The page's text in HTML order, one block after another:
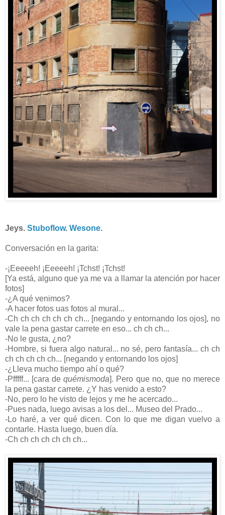
Jeys. Stuboflow. Wesone.
Conversación en la garita:
-¡Eeeeeh! ¡Eeeeeh! ¡Tchst! ¡Tchst!
[Ya está, alguno que ya me va a llamar la atención por hacer
fotos]
-¿A qué venimos?
-A hacer fotos uas fotos al mural...
-Ch ch ch ch ch ch ch... [negando y entornando los ojos], no
vale la pena gastar carrete en eso... ch ch ch...
-No le gusta, ¿no?
-Hombre, si fuera algo natural... no sé, pero fantasía... ch ch
ch ch ch ch ch... [negando y entornando los ojos]
-¿Lleva mucho tiempo ahí o qué?
-Pfffff... [cara dequémismoda]. Pero que no, que no merece
la pena gastar carrete. ¿Y has venido a esto?
-No, pero lo he visto de lejos y me he acercado...
-Pues nada, luego avisas a los del... Museo del Prado...
-Lo haré, a ver qué dicen. Con lo que me digan vuelvo a
contarle. Hasta luego, buen día.
-Ch ch ch ch ch ch ch...